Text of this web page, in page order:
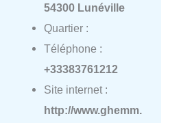
54300 Lunéville
Quartier :
Téléphone :
+33383761212
Site internet :
http://www.ghemm.